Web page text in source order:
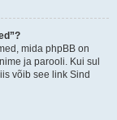
mida phpBB on
ja parooli. Kui sul
võib see link Sind